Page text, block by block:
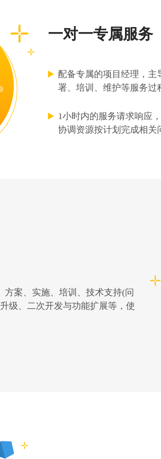
一对一专属服务
配备专属的项目经理，主
署、培训、维护等服务过
1小时内的服务请求响应
协调资源按计划完成相关
案、实施、培训、技术支持(问
级、二次开发与功能扩展等，使